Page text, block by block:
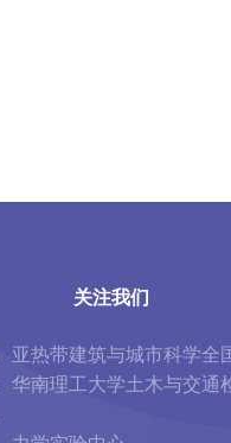
关注我们
亚热带建筑与城市科学全
华南理工大学土木与交通